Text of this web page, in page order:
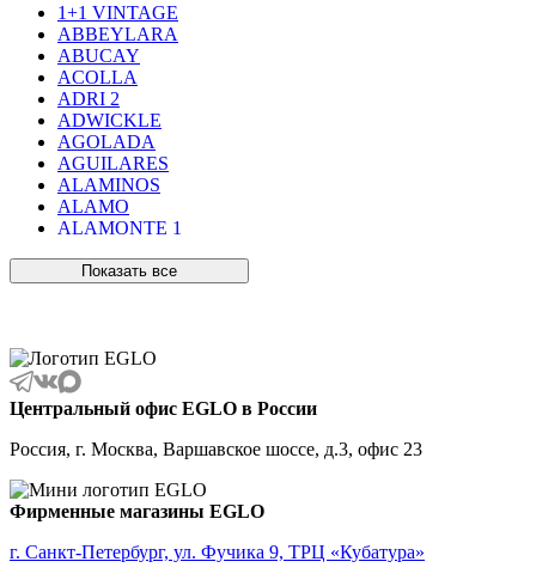
1+1 VINTAGE
ABBEYLARA
ABUCAY
ACOLLA
ADRI 2
ADWICKLE
AGOLADA
AGUILARES
ALAMINOS
ALAMO
ALAMONTE 1
ALBARACCIN
ALCUDIA
ALDERNEY
ALMANZORA
ALMEIDA
ALMEIDA 2
ALMONTE
ALMUDAINA
ALOBRASE
ALSAGER
Показать все
Центральный офис EGLO в России
Россия, г. Москва, Варшавское шоссе, д.3, офис 23
Фирменные магазины EGLO
г. Санкт-Петербург, ул. Фучика 9, ТРЦ «Кубатура»